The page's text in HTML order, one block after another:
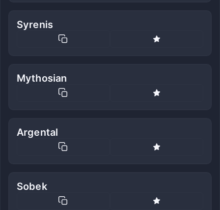
Syrenis
Mythosian
Argental
Sobek